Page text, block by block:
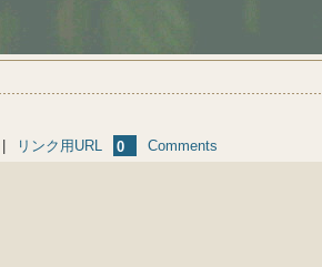
リンク用URL 0 Comments